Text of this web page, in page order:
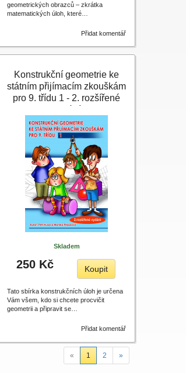
geometrických obrazců – zkrátka
matematických úloh, které…
Přidat komentář
Konstrukční geometrie ke
státním přijímacím zkouškám
pro 9. třídu 1 - 2. rozšířené
Skladem
250 Kč Koupit
Tato sbírka konstrukčních úloh je určena
Vám všem, kdo si chcete procvičit
geometrii a připravit se…
Přidat komentář
« 1 2 »